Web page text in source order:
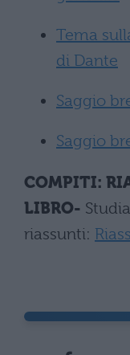
Tema
di Dante
Saggio
Saggio
COMPITI:
LIBRO-
riassunti: